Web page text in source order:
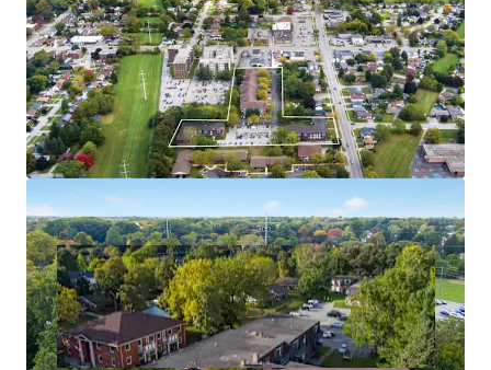
market combines the charm of a family-oriented
community with the excitement of a thriving tourist
destination.